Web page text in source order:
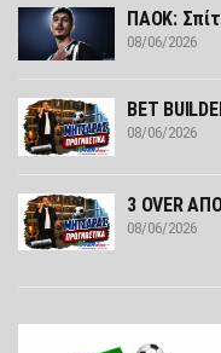
ΠΑΟΚ:
08/06/2026
ΒΕΤ
08/06/2026
3 OVER
08/06/2026